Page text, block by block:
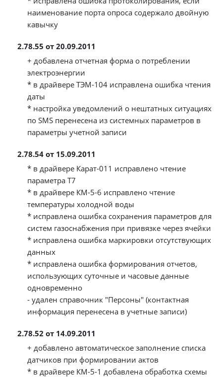
наименование порта опроса содержало двойную
кавычку
2.78.55 от 20.09.2011
+ добавлена отчетная форма о потреблении
электроэнергии
* в драйвере ТЭМ-104 исправлена ошибка чтения
даты
* настройка уведомлений о нештатных ситуациях
по SMS перенесена из системных параметров в
параметры учетной записи
2.78.54 от 15.09.2011
* в драйвере Карат-011 исправлено чтение
параметра Т7
* в драйвере КМ-5-6 исправлено чтение
температуры холодной воды
* исправлена ошибка сохранения параметров для
систем газоснабжения при привязке через ячейки
* исправлена ошибка маркировки отсутствующих
данных
* исправлена ошибка формирования отчетов,
использующих суточные и часовые данные
одновременно
- удален справочник "Персоны" (контактная
информация перенесена в учетные записи)
2.78.52 от 14.09.2011
+ добавлено автоматическое заполнение списка
датчиков при формировании актов
* в драйвере КМ-5-1 добавлена обработка схемы